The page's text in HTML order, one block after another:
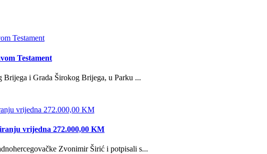
Testament
i Grada Širokog Brijega, u Parku ...
vrijedna 272.000,00 KM
Zvonimir Širić i potpisali s...